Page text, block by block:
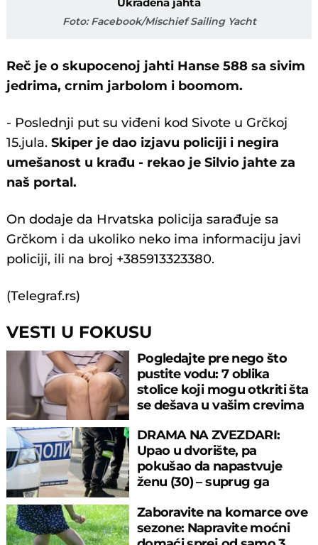
Foto: Facebook/Mischief Sailing Yacht
Reč je o skupocenoj jahti Hanse 588 sa sivim
jedrima, crnim jarbolom i boomom.
- Poslednji put su viđeni kod Sivote u Grčkoj
15.jula.Skiper je dao izjavu policiji i negira
umešanost u krađu - rekao je Silvio jahte za
naš portal.
On dodaje da Hrvatska policija sarađuje sa
Grčkom i da ukoliko neko ima informaciju javi
policiji, ili na broj +385913323380.
(Telegraf.rs)
VESTI U FOKUSU
Pogledajte pre nego što
pustite vodu: 7 oblika
stolice koji mogu otkriti šta
se dešava u vašim crevima
DRAMA NA ZVEZDARI:
Upao u dvorište, pa
pokušao da napastvuje
ženu (30) – suprug ga
Zaboravite na komarce ove
sezone: Napravite moćni